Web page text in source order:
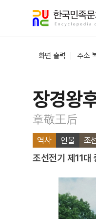
화면 출력 주소
장경왕
章敬王后
역사 인물 조
조선전기 제11대